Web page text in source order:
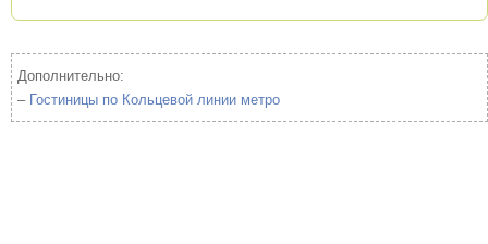
Дополнительно:
– Гостиницы по Кольцевой линии метро